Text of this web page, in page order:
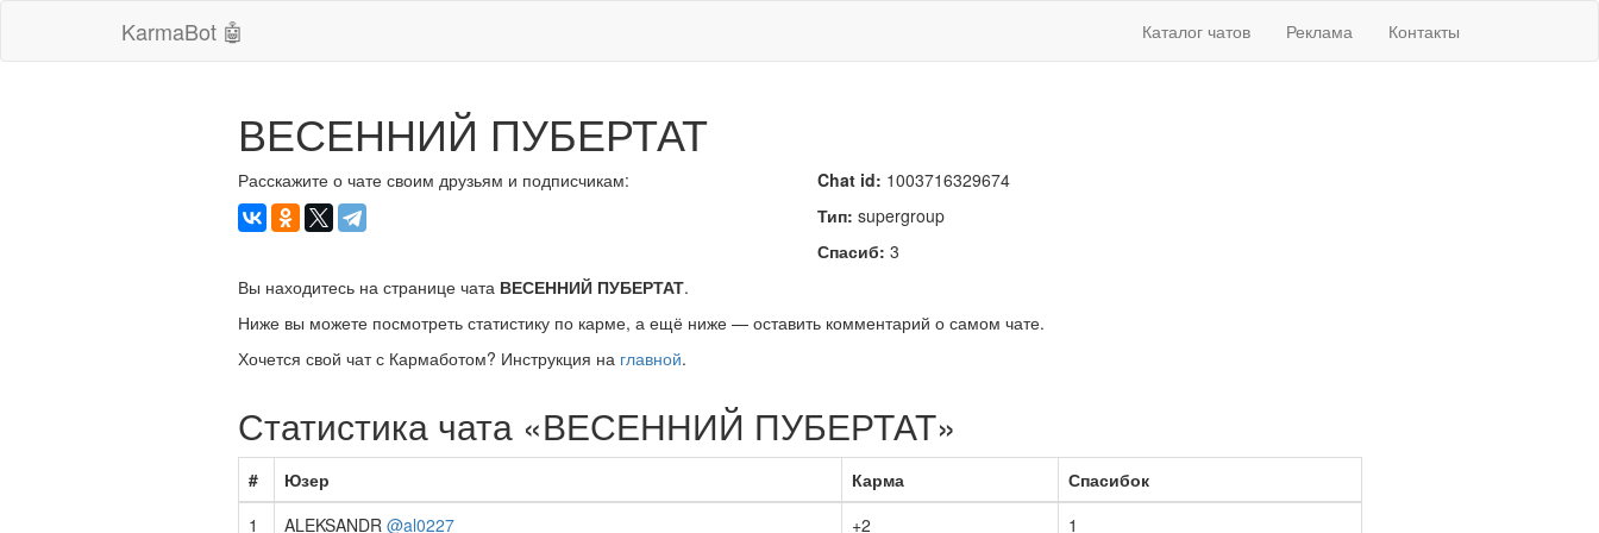
KarmaBot 🤖 Каталог чатов Реклама Контакты
ВЕСЕННИЙ ПУБЕРТАТ
Расскажите о чате своим друзьям и подписчикам: Chat id: 1003716329674
Тип: supergroup
Спасиб: 3
Вы находитесь на странице чата ВЕСЕННИЙ ПУБЕРТАТ.
Ниже вы можете посмотреть статистику по карме, а ещё ниже — оставить комментарий о самом чате.
Хочется свой чат с Кармаботом? Инструкция на главной.
Статистика чата «ВЕСЕННИЙ ПУБЕРТАТ»
# Юзер Карма
Спасибок
1
ALEKSANDR @al0227 +2 1